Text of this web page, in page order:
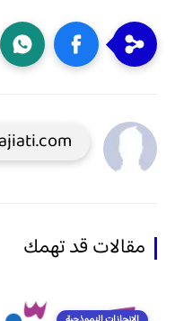
مقالات قد تهمك